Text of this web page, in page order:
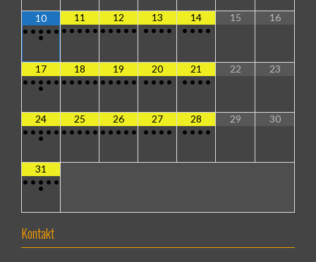
10
• • • • •
•
11
• • • • •
12
• • • • •
13
• • • •
14
• • • •
15 16
17
• • • • •
•
18
• • • • •
19
• • • • •
20
• • • •
21
• • • •
22 23
24
• • • • •
•
25
• • • • •
26
• • • • •
27
• • • •
28
• • • •
29 30
31
• • • • •
•
Kontakt